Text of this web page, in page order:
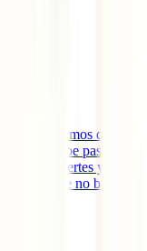
fácil. Sabemos que la
las debe pasar. Si
hacerse fuertes y
no bajar
[...]